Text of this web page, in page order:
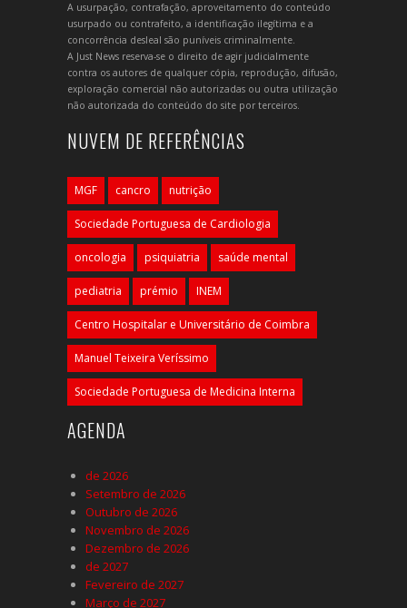
A usurpação, contrafação, aproveitamento do conteúdo
usurpado ou contrafeito, a identificação ilegítima e a
concorrência desleal são puníveis criminalmente.
A Just News reserva-se o direito de agir judicialmente
contra os autores de qualquer cópia, reprodução, difusão,
exploração comercial não autorizadas ou outra utilização
não autorizada do conteúdo do site por terceiros.
NUVEM DE REFERÊNCIAS
MGF cancro nutrição
Sociedade Portuguesa de Cardiologia
oncologia psiquiatria saúde mental
pediatria prémio INEM
Centro Hospitalar e Universitário de Coimbra
Manuel Teixeira Veríssimo
Sociedade Portuguesa de Medicina Interna
AGENDA
de 2026
Setembro de 2026
Outubro de 2026
Novembro de 2026
Dezembro de 2026
de 2027
Fevereiro de 2027
Março de 2027